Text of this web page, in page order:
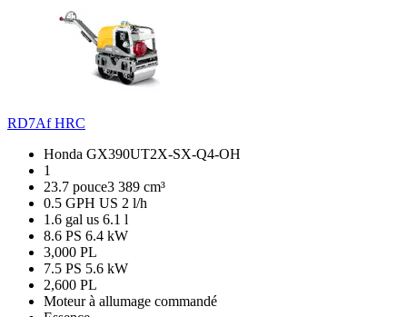
RD7Af HRC
Honda GX390UT2X-SX-Q4-OH
1
23.7 pouce3 389 cm³
0.5 GPH US 2 l/h
1.6 gal us 6.1 l
8.6 PS 6.4 kW
3,000 PL
7.5 PS 5.6 kW
2,600 PL
Moteur à allumage commandé